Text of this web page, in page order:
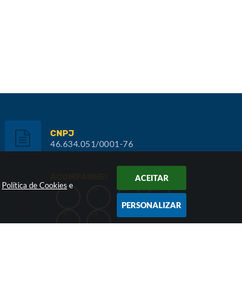
Política de Cookies e
ACEITAR
PERSONALIZAR
CNPJ
46.634.051/0001-76